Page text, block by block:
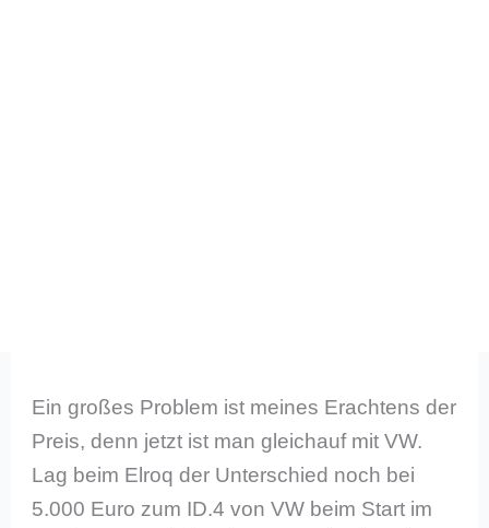
Ein großes Problem ist meines Erachtens der
Preis, denn jetzt ist man gleichauf mit VW.
Lag beim Elroq der Unterschied noch bei
5.000 Euro zum ID.4 von VW beim Start im